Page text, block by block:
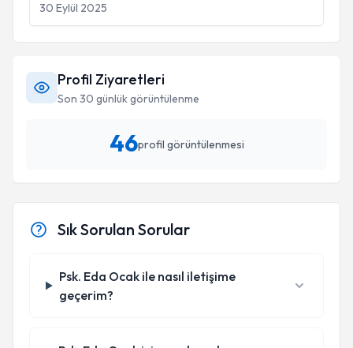
30 Eylül 2025
Profil Ziyaretleri
Son 30 günlük görüntülenme
46profil görüntülenmesi
Sık Sorulan Sorular
Psk. Eda Ocak ile nasıl iletişime
geçerim?